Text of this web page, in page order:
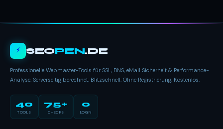
⚡ SEOPEN.DE
Professionelle Webmaster-Tools für SSL, DNS, eMail Sicherheit & Performance-
Analyse. Serverseitig berechnet. Blitzschnell. Ohne Registrierung. Kostenlos.
40
TOOLS
75+
CHECKS
0
LOGIN